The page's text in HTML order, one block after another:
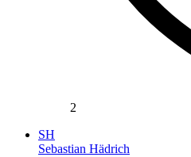
2
SH
Sebastian Hädrich